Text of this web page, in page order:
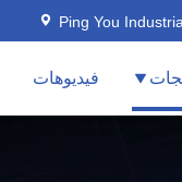
Ping You
فيديوهات